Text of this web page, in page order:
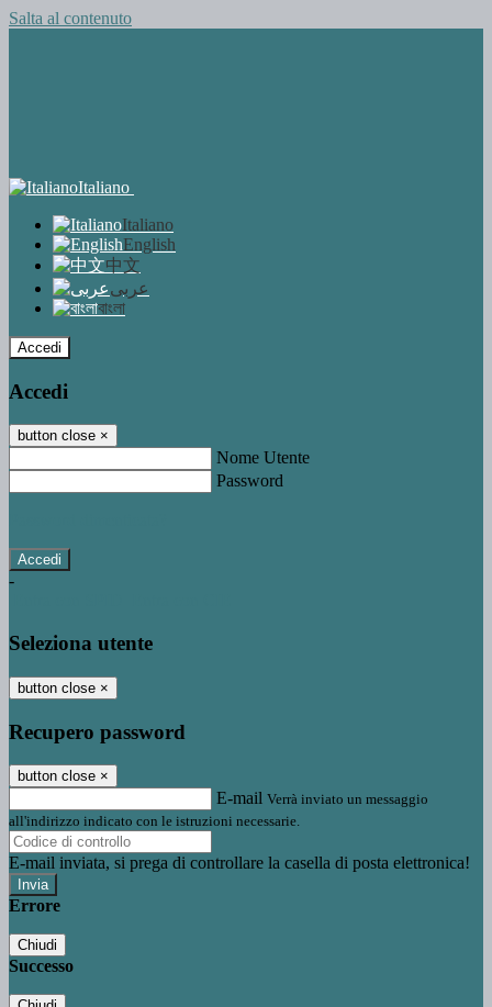
Salta al contenuto
Italiano
Italiano
English
中文
عربى
বাংলা
Accedi
Accedi
button close ×
Nome Utente
Password
-
Seleziona utente
button close ×
Recupero password
button close ×
E-mail Verrà inviato un messaggio
all'indirizzo indicato con le istruzioni necessarie.
E-mail inviata, si prega di controllare la casella di posta elettronica!
Errore
Chiudi
Successo